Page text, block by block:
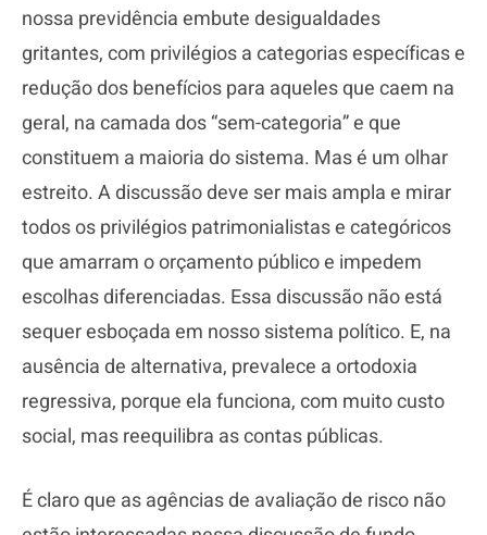
nossa previdência embute desigualdades
gritantes, com privilégios a categorias específicas e
redução dos benefícios para aqueles que caem na
geral, na camada dos “sem-categoria” e que
constituem a maioria do sistema. Mas é um olhar
estreito. A discussão deve ser mais ampla e mirar
todos os privilégios patrimonialistas e categóricos
que amarram o orçamento público e impedem
escolhas diferenciadas. Essa discussão não está
sequer esboçada em nosso sistema político. E, na
ausência de alternativa, prevalece a ortodoxia
regressiva, porque ela funciona, com muito custo
social, mas reequilibra as contas públicas.
É claro que as agências de avaliação de risco não